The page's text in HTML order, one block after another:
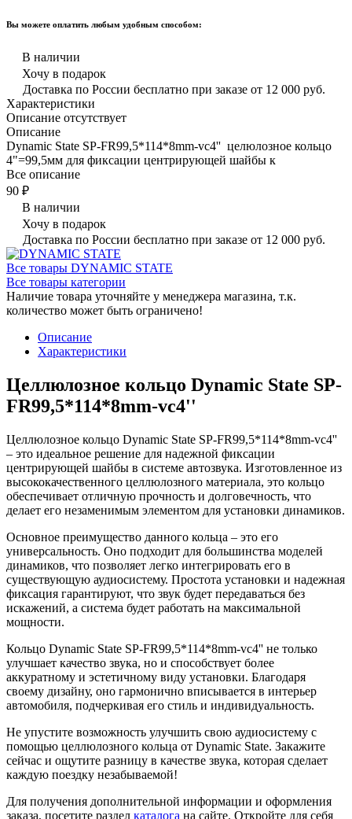
Вы можете оплатить любым удобным способом:
В наличии
Хочу в подарок
Доставка по России бесплатно при заказе от 12 000 руб.
Характеристики
Описание отсутствует
Описание
Dynamic State SP-FR99,5*114*8mm-vc4'' целюлозное кольцо
4"=99,5мм для фиксации центрирующей шайбы к
Все описание
90 ₽
В наличии
Хочу в подарок
Доставка по России бесплатно при заказе от 12 000 руб.
Все товары DYNAMIC STATE
Все товары категории
Наличие товара уточняйте у менеджера магазина, т.к.
количество может быть ограничено!
Описание
Характеристики
Целлюлозное кольцо Dynamic State SP-
FR99,5*114*8mm-vc4''
Целлюлозное кольцо Dynamic State SP-FR99,5*114*8mm-vc4''
– это идеальное решение для надежной фиксации
центрирующей шайбы в системе автозвука. Изготовленное из
высококачественного целлюлозного материала, это кольцо
обеспечивает отличную прочность и долговечность, что
делает его незаменимым элементом для установки динамиков.
Основное преимущество данного кольца – это его
универсальность. Оно подходит для большинства моделей
динамиков, что позволяет легко интегрировать его в
существующую аудиосистему. Простота установки и надежная
фиксация гарантируют, что звук будет передаваться без
искажений, а система будет работать на максимальной
мощности.
Кольцо Dynamic State SP-FR99,5*114*8mm-vc4'' не только
улучшает качество звука, но и способствует более
аккуратному и эстетичному виду установки. Благодаря
своему дизайну, оно гармонично вписывается в интерьер
автомобиля, подчеркивая его стиль и индивидуальность.
Не упустите возможность улучшить свою аудиосистему с
помощью целлюлозного кольца от Dynamic State. Закажите
сейчас и ощутите разницу в качестве звука, которая сделает
каждую поездку незабываемой!
Для получения дополнительной информации и оформления
заказа, посетите раздел каталога на сайте. Откройте для себя